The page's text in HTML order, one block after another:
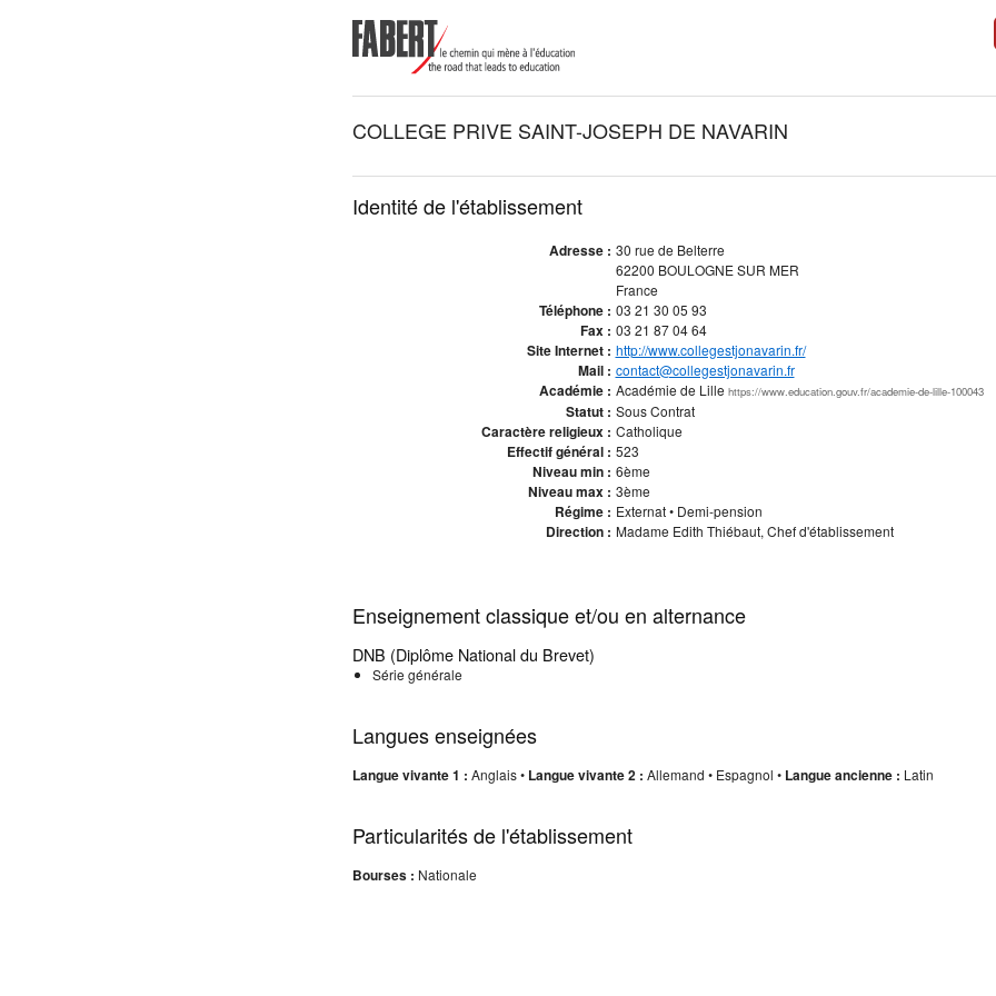
COLLEGE PRIVE SAINT-JOSEPH DE NAVARIN
Identité de l'établissement
Adresse : 30 rue de Belterre
62200 BOULOGNE SUR MER
France
Téléphone : 03 21 30 05 93
Fax : 03 21 87 04 64
Site Internet : http://www.collegestjonavarin.fr/
Mail : contact@collegestjonavarin.fr
Académie : Académie de Lille https://www.education.gouv.fr/academie-de-lille-100043
Statut : Sous Contrat
Caractère religieux : Catholique
Effectif général : 523
Niveau min : 6ème
Niveau max : 3ème
Régime : Externat • Demi-pension
Direction : Madame Edith Thiébaut, Chef d'établissement
Enseignement classique et/ou en alternance
DNB (Diplôme National du Brevet)
Série générale
Langues enseignées
Langue vivante 1 : Anglais • Langue vivante 2 : Allemand • Espagnol • Langue ancienne : Latin
Particularités de l'établissement
Bourses : Nationale